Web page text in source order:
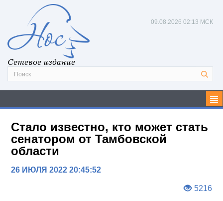
Сетевое издание
09.08.2026 02:13 МСК
Стало известно, кто может стать
сенатором от Тамбовской
области
26 ИЮЛЯ 2022 20:45:52
5216